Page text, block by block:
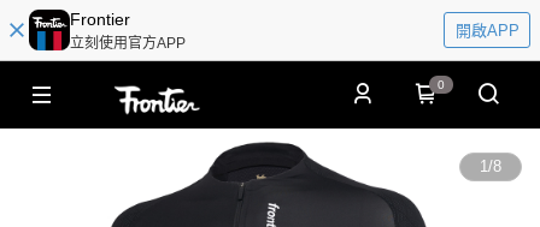
Frontier
立刻使用官方APP
開啟APP
0
1/8